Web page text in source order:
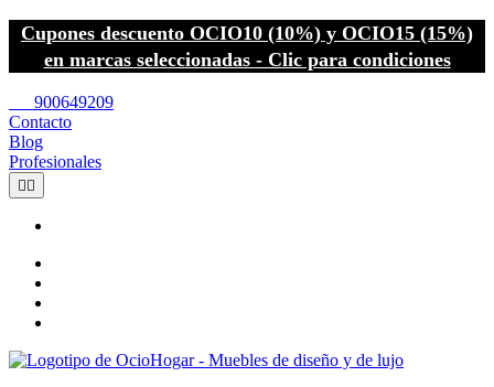
Cupones descuento OCIO10 (10%) y OCIO15 (15%)
en marcas seleccionadas - Clic para condiciones
900649209
Contacto
Blog
Profesionales
 